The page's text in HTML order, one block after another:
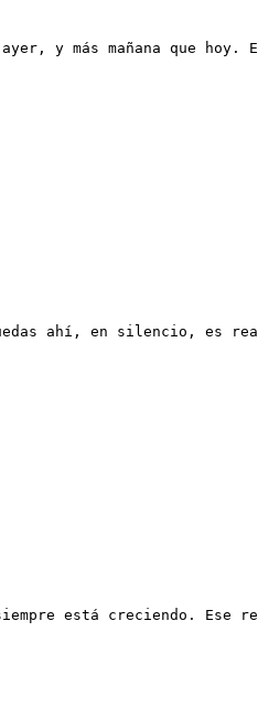
y más mañana que hoy.
ahí, en silencio, es
está creciendo. Ese